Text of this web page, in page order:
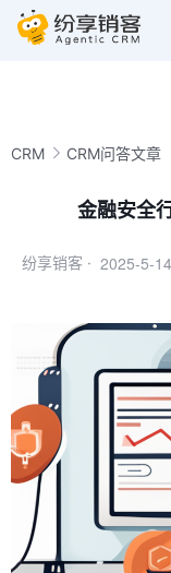
CRM CRM问答文章
金融安全
纷享销客 · 2025-5-